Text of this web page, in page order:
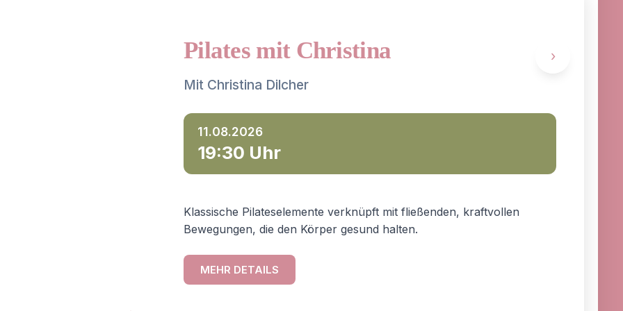
Pilates mit Christina
Mit Christina Dilcher
11.08.2026
19:30 Uhr
Klassische Pilateselemente verknüpft mit fließenden, kraftvollen
Bewegungen, die den Körper gesund halten.
MEHR DETAILS
›